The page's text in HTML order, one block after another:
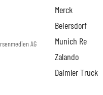
AG
Merck
Beiersdorf
Munich Re
Zalando
Daimler Truck